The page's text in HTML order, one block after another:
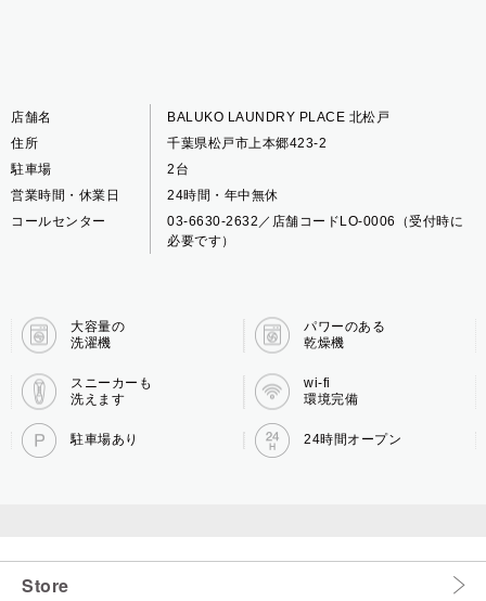
店舗名
BALUKO LAUNDRY PLACE 北松戸
住所
千葉県松戸市上本郷423-2
駐車場
2台
営業時間・休業日
24時間・年中無休
コールセンター
03-6630-2632／店舗コードLO-0006（受付時に
必要です）
大容量の
洗濯機
パワーのある
乾燥機
スニーカーも
洗えます
wi-fi
環境完備
駐車場あり 24時間オープン
Store